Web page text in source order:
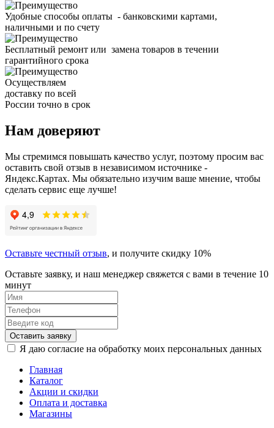
Удобные способы оплаты - банковскими картами,
наличными и по счету
Бесплатный ремонт или замена товаров в течении
гарантийного срока
Осуществляем
доставку по всей
России точно в срок
Нам доверяют
Мы стремимся повышать качество услуг, поэтому просим вас
оставить свой отзыв в независимом источнике -
Яндекс.Картах. Мы обязательно изучим ваше мнение, чтобы
сделать сервис еще лучше!
Оставьте честный отзыв, и получите скидку 10%
Оставьте заявку, и наш менеджер свяжется с вами в течение 10
минут
Оставить заявку
Я даю согласие на обработку моих персональных данных
Главная
Каталог
Акции и скидки
Оплата и доставка
Магазины